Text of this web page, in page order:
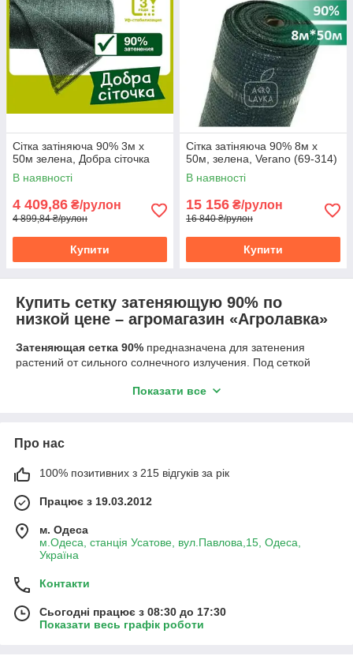
Сітка затіняюча 90% 3м х
50м зелена, Добра сіточка
В наявності
4 409,86 ₴/рулон
4 899,84 ₴/рулон
Купити
Сітка затіняюча 90% 8м х
50м, зелена, Verano (69-314)
В наявності
15 156 ₴/рулон
16 840 ₴/рулон
Купити
Купить сетку затеняющую 90% по
низкой цене – агромагазин «Агролавка»
Затеняющая сетка 90% предназначена для затенения
растений от сильного солнечного излучения. Под сеткой
Купить затеняющую сетку 90%
овощных грядок, чтобы создать тень над растениями и
можно натягивать над местами отдыха, на дачах и частных
горячего ветра.
Затеняющая сетка 90 процентов
солнца. Их можно натягивать над любыми объектами, где
пыли, они также используются и с декоративными целями.
Характеристики затеняющих сеток 90%
Показати все
Про нас
100% позитивних з 215 відгуків за рік
Працює з 19.03.2012
м. Одеса
м.Одеса, станція Усатове, вул.Павлова,15, Одеса,
Україна
Контакти
Сьогодні працює з 08:30 до 17:30
Показати весь графік роботи